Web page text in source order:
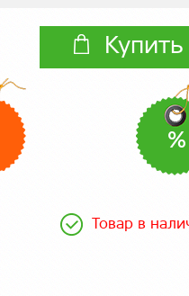
Купить
%
Товар в